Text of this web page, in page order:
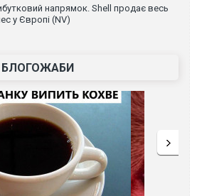
напрямок. Shell продає весь
у Європі (NV)
БЛОГОЖАБИ